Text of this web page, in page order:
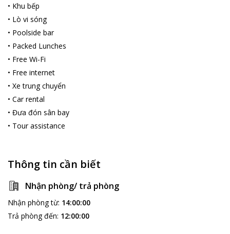
• Khu bếp
• Lò vi sóng
• Poolside bar
• Packed Lunches
• Free Wi-Fi
• Free internet
• Xe trung chuyển
• Car rental
• Đưa đón sân bay
• Tour assistance
Thông tin cần biết
Nhận phòng/ trả phòng
Nhận phòng từ: 14:00:00
Trả phòng đến: 12:00:00